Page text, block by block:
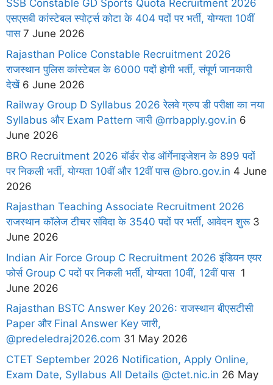
SSB Constable GD Sports Quota Recruitment 2026
एसएसबी कांस्टेबल स्पोर्ट्स कोटा के 404 पदों पर भर्ती, योग्यता 10वीं
पास7 June 2026
Rajasthan Police Constable Recruitment 2026
राजस्थान पुलिस कांस्टेबल के 6000 पदों होगी भर्ती, संपूर्ण जानकारी
देखें6 June 2026
Railway Group D Syllabus 2026 रेलवे ग्रुप डी परीक्षा का नया
Syllabus और Exam Pattern जारी @rrbapply.gov.in 6
June 2026
BRO Recruitment 2026 बॉर्डर रोड ऑर्गेनाइजेशन के 899 पदों
पर निकली भर्ती, योग्यता 10वीं और 12वीं पास @bro.gov.in 4 June
2026
Rajasthan Teaching Associate Recruitment 2026
राजस्थान कॉलेज टीचर संविदा के 3540 पदों पर भर्ती, आवेदन शुरू3
June 2026
Indian Air Force Group C Recruitment 2026 इंडियन एयर
फोर्स Group C पदों पर निकली भर्ती, योग्यता 10वीं, 12वीं पास 1
June 2026
Rajasthan BSTC Answer Key 2026: राजस्थान बीएसटीसी
Paper और Final Answer Key जारी,
@predeledraj2026.com 31 May 2026
CTET September 2026 Notification, Apply Online,
Exam Date, Syllabus All Details @ctet.nic.in 26 May